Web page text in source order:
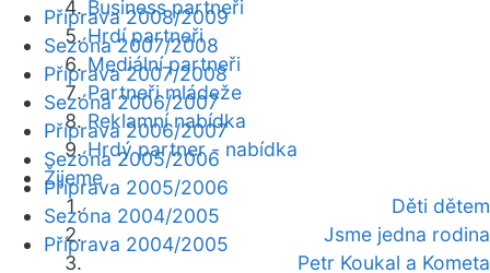
Business partneři
Hrdí partneři
Mediální partneři
Partneři mládeže
Reklamní nabídka
Hrdý partner - nabídka
Žijeme
Děti dětem
Jsme jedna rodina
Petr Koukal a Kometa
Příprava 2008/2009
Sezóna 2007/2008
Příprava 2007/2008
Sezóna 2006/2007
Příprava 2006/2007
Sezóna 2005/2006
Příprava 2005/2006
Sezóna 2004/2005
Příprava 2004/2005